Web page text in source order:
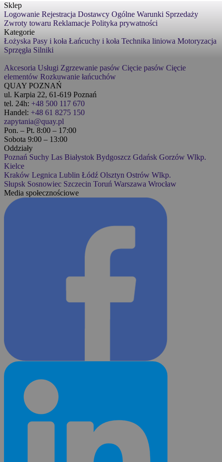
Sklep
Logowanie Rejestracja Dostawcy Ogólne Warunki Sprzedaży
Zwroty towaru Reklamacje Polityka prywatności
Kategorie
Łożyska Pasy i koła Łańcuchy i koła Technika liniowa Motoryzacja
Sprzęgła Silniki
Akcesoria Usługi Zgrzewanie pasów Cięcie pasów Cięcie
elementów Rozkuwanie łańcuchów
QUAY POZNAŃ
ul. Karpia 22, 61-619 Poznań
tel. 24h: +48 500 117 670
Handel: +48 61 8275 150
zapytania@quay.pl
Pon. – Pt. 8:00 – 17:00
Sobota 9:00 – 13:00
Oddziały
Poznań Suchy Las Białystok Bydgoszcz Gdańsk Gorzów Wlkp.
Kielce
Kraków Legnica Lublin Łódź Olsztyn Ostrów Wlkp.
Słupsk Sosnowiec Szczecin Toruń Warszawa Wrocław
Media społecznościowe